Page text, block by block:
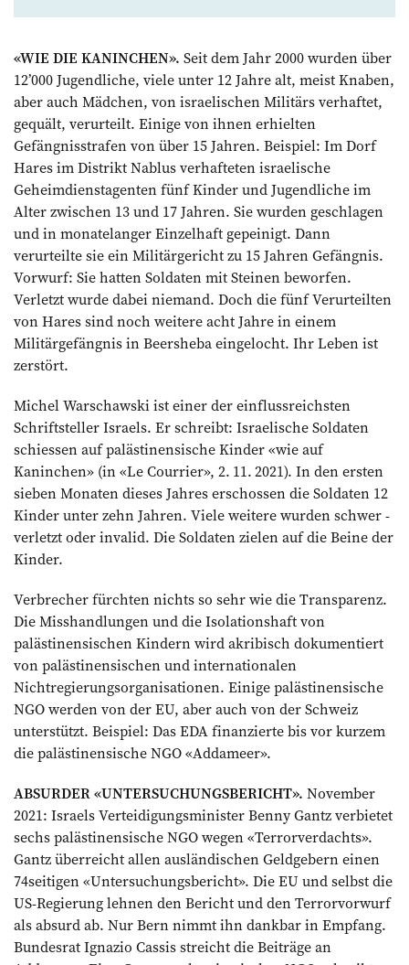
«WIE DIE KANINCHEN». Seit dem Jahr 2000 wurden über
12’000 Jugendliche, viele unter 12 Jahre alt, meist Knaben,
aber auch Mädchen, von israelischen Militärs verhaftet,
gequält, verurteilt. Einige von ihnen erhielten
Gefängnisstrafen von über 15 Jahren. Beispiel: Im Dorf
Hares im Distrikt Nablus verhafteten israelische
Geheimdienstagenten fünf Kinder und Jugend­liche im
Alter zwischen 13 und 17 Jahren. Sie wurden geschlagen
und in monatelanger Einzelhaft gepeinigt. Dann
verurteilte sie ein Militärgericht zu 15 Jahren Gefängnis.
Vorwurf: Sie hatten Soldaten mit Steinen beworfen.
Verletzt wurde dabei niemand. Doch die fünf Verurteilten
von Hares sind noch weitere acht Jahre in einem
Militärgefängnis in Beersheba eingelocht. Ihr Leben ist
zerstört.
Michel Warschawski ist einer der einflussreichsten
Schriftsteller Israels. Er schreibt: Israelische Soldaten
schiessen auf palästinensische Kinder «wie auf
Kaninchen» (in «Le Courrier», 2. 11. 2021). In den ersten
sieben Monaten dieses Jahres erschossen die Soldaten 12
Kinder unter zehn Jahren. Viele weitere wurden schwer ­
verletzt oder invalid. Die Soldaten zielen auf die Beine der
Kinder.
Verbrecher fürchten nichts so sehr wie die Transparenz.
Die Misshandlungen und die Isolationshaft von
palästinensischen Kindern wird akribisch dokumentiert
von palästinensischen und internationalen
Nichtregierungsorganisationen. Einige palästinensische
NGO werden von der EU, aber auch von der Schweiz
unterstützt. Beispiel: Das EDA finanzierte bis vor kurzem
die palästinensische NGO «Addameer».
ABSURDER «UNTERSUCHUNGSBERICHT». November
2021: Israels Verteidigungsminister Benny Gantz verbietet
sechs palästinensische NGO wegen «Terrorverdachts».
Gantz überreicht allen ausländischen Geldgebern einen
74seitigen «Untersuchungsbericht». Die EU und selbst die
US-Regierung lehnen den Bericht und den Terrorvorwurf
als absurd ab. Nur Bern nimmt ihn dankbar in Empfang.
Bundesrat Ignazio Cassis streicht die Beiträge an